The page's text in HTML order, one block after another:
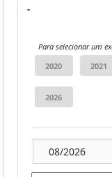
-
Para selecionar um